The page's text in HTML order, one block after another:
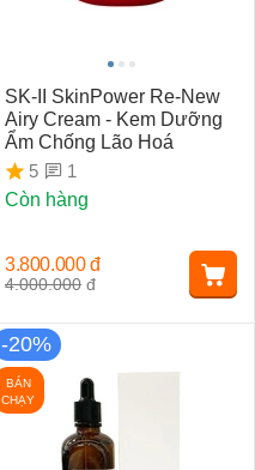
SK-II SkinPower Re-New
Airy Cream - Kem Dưỡng
Ẩm Chống Lão Hoá
5
1
Còn hàng
4.000.000 đ
3.800.000 đ
-20%
BÁN
CHẠY